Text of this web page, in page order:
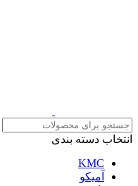
انتخاب دسته بندی
KMC
آمیکو